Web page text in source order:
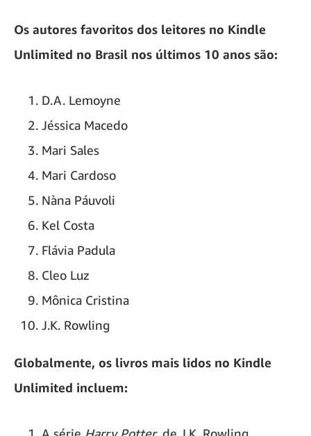
Os autores favoritos dos leitores no Kindle
Unlimited no Brasil nos últimos 10 anos são:
D.A. Lemoyne
Jéssica Macedo
Mari Sales
Mari Cardoso
Nàna Páuvoli
Kel Costa
Flávia Padula
Cleo Luz
Mônica Cristina
J.K. Rowling
Globalmente, os livros mais lidos no Kindle
Unlimited incluem: